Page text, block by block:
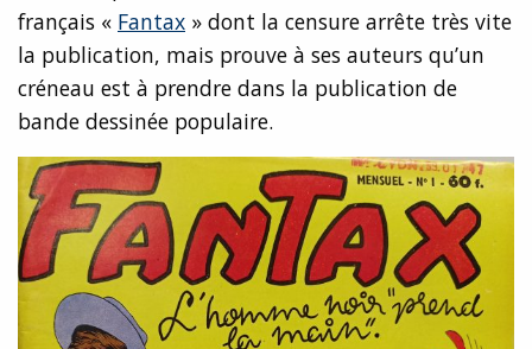
français « Fantax » dont la censure arrête très vite
la publication, mais prouve à ses auteurs qu’un
créneau est à prendre dans la publication de
bande dessinée populaire.